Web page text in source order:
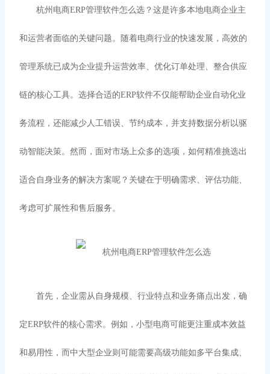
杭州电商ERP管理软件怎么选？这是许多本地电商企业主
和运营者面临的关键问题。随着电商行业的快速发展，高效的
管理系统已成为企业提升运营效率、优化订单处理、整合供应
链的核心工具。选择合适的ERP软件不仅能帮助企业自动化业
务流程，还能减少人工错误、节约成本，并支持数据分析以驱
动智能决策。然而，面对市场上众多的选项，如何精准挑选出
适合自身业务的解决方案呢？关键在于明确需求、评估功能、
考虑可扩展性和售后服务。
首先，企业需从自身规模、行业特点和业务痛点出发，确
定ERP软件的核心需求。例如，小型电商可能更注重成本效益
和易用性，而中大型企业则可能需要高级功能如多平台集成、